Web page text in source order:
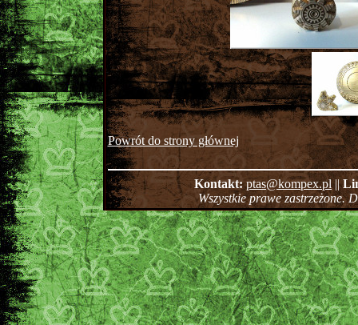
Powrót do strony głównej
Kontakt: ptas@kompex.pl||
Wszystkie prawe zastrzeżone.